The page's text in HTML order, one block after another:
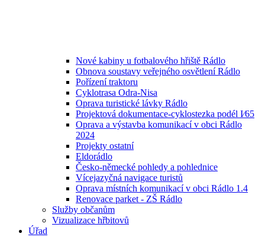
Nové kabiny u fotbalového hřiště Rádlo
Obnova soustavy veřejného osvětlení Rádlo
Pořízení traktoru
Cyklotrasa Odra-Nisa
Oprava turistické lávky Rádlo
Projektová dokumentace-cyklostezka podél I⁄65
Oprava a výstavba komunikací v obci Rádlo
2024
Projekty ostatní
Eldorádlo
Česko-německé pohledy a pohlednice
Vícejazyčná navigace turistů
Oprava místních komunikací v obci Rádlo 1.4
Renovace parket - ZŠ Rádlo
Služby občanům
Vizualizace hřbitovů
Úřad